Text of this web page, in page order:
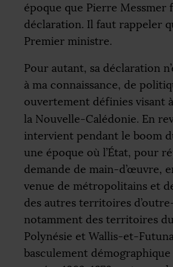
époque que Pierre Messmer
déclaration. Il faut rappeler
Premier ministre.
Pour autant, sa déclaration
à ma connaissance, de
ouvertement définies visant
la Nouvelle-Calédonie. En
intervient pendant le boom
une époque où l’État, pour
demande de main-d’œuvre,
venue de métropolitains et
des autres territoires
notamment des territoires
Polynésie et Wallis-et-
basculement démographique